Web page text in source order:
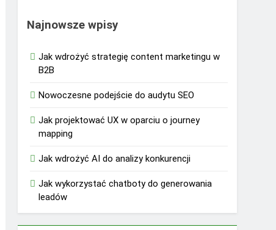
Najnowsze wpisy
Jak wdrożyć strategię content marketingu w
B2B
Nowoczesne podejście do audytu SEO
Jak projektować UX w oparciu o journey
mapping
Jak wdrożyć AI do analizy konkurencji
Jak wykorzystać chatboty do generowania
leadów